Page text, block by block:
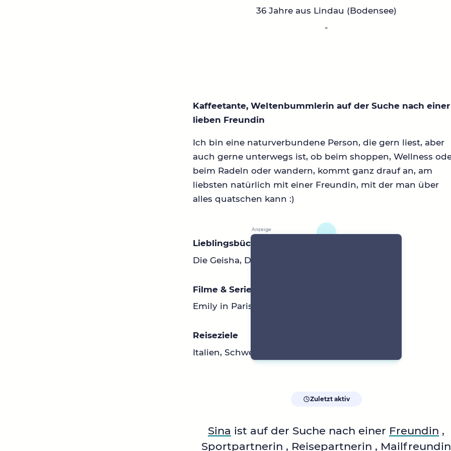
36 Jahre aus Lindau (Bodensee)
-
Kaffeetante, Weltenbummlerin auf der Suche nach einer
lieben Freundin
Ich bin eine naturverbundene Person, die gern liest, aber
auch gerne unterwegs ist, ob beim shoppen, Wellness
beim Radeln oder wandern, kommt ganz drauf an, am
liebsten natürlich mit einer Freundin, mit der man über
alles quatschen kann :)
Lieblingsbücher
Die Geisha, Die Säulen der Erde
Filme & Serien
Emily in Paris :)
Reiseziele
Italien, Schweden, Frankreich
Zuletzt aktiv
Sina ist auf der Suche nach einer Freundin ,
Sportpartnerin , Reisepartnerin , Mailfreundin